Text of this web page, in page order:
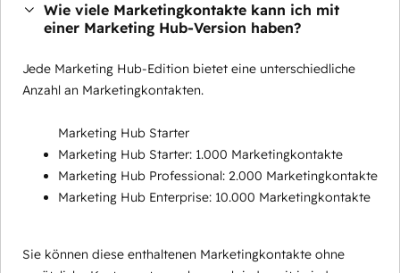
Wie viele Marketingkontakte kann ich mit
einer Marketing Hub-Version haben?
Jede Marketing Hub-Edition bietet eine unterschiedliche
Anzahl an Marketingkontakten.
Marketing Hub Starter
Marketing Hub Starter: 1.000 Marketingkontakte
Marketing Hub Professional: 2.000 Marketingkontakte
Marketing Hub Enterprise: 10.000 Marketingkontakte
Sie können diese enthaltenen Marketingkontakte ohne